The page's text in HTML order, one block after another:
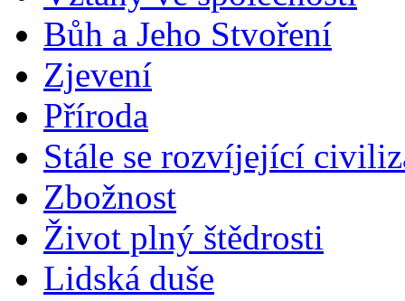
Bůh a Jeho Stvoření
Zjevení
Příroda
Stále se rozvíjející
Zbožnost
Život plný štědrosti
Lidská duše